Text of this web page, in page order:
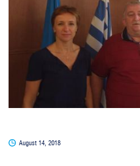
August 14, 2018